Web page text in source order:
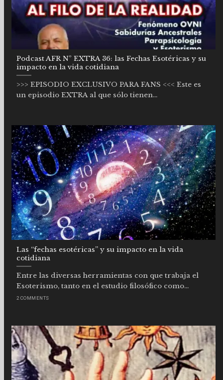
Podcast AFR Nº EXTRA 36: las Fechas Esotéricas y su
impacto en la vida cotidiana
>>> EPISODIO EXCLUSIVO PARA FANS <<< Este es
un episodio EXTRA al que sólo tienen...
Las “fechas esotéricas” y su impacto en la vida
cotidiana
Entre las diversas herramientas con que trabaja el
Esoterismo, tanto en el estudio filosófico como...
2 COMMENTS